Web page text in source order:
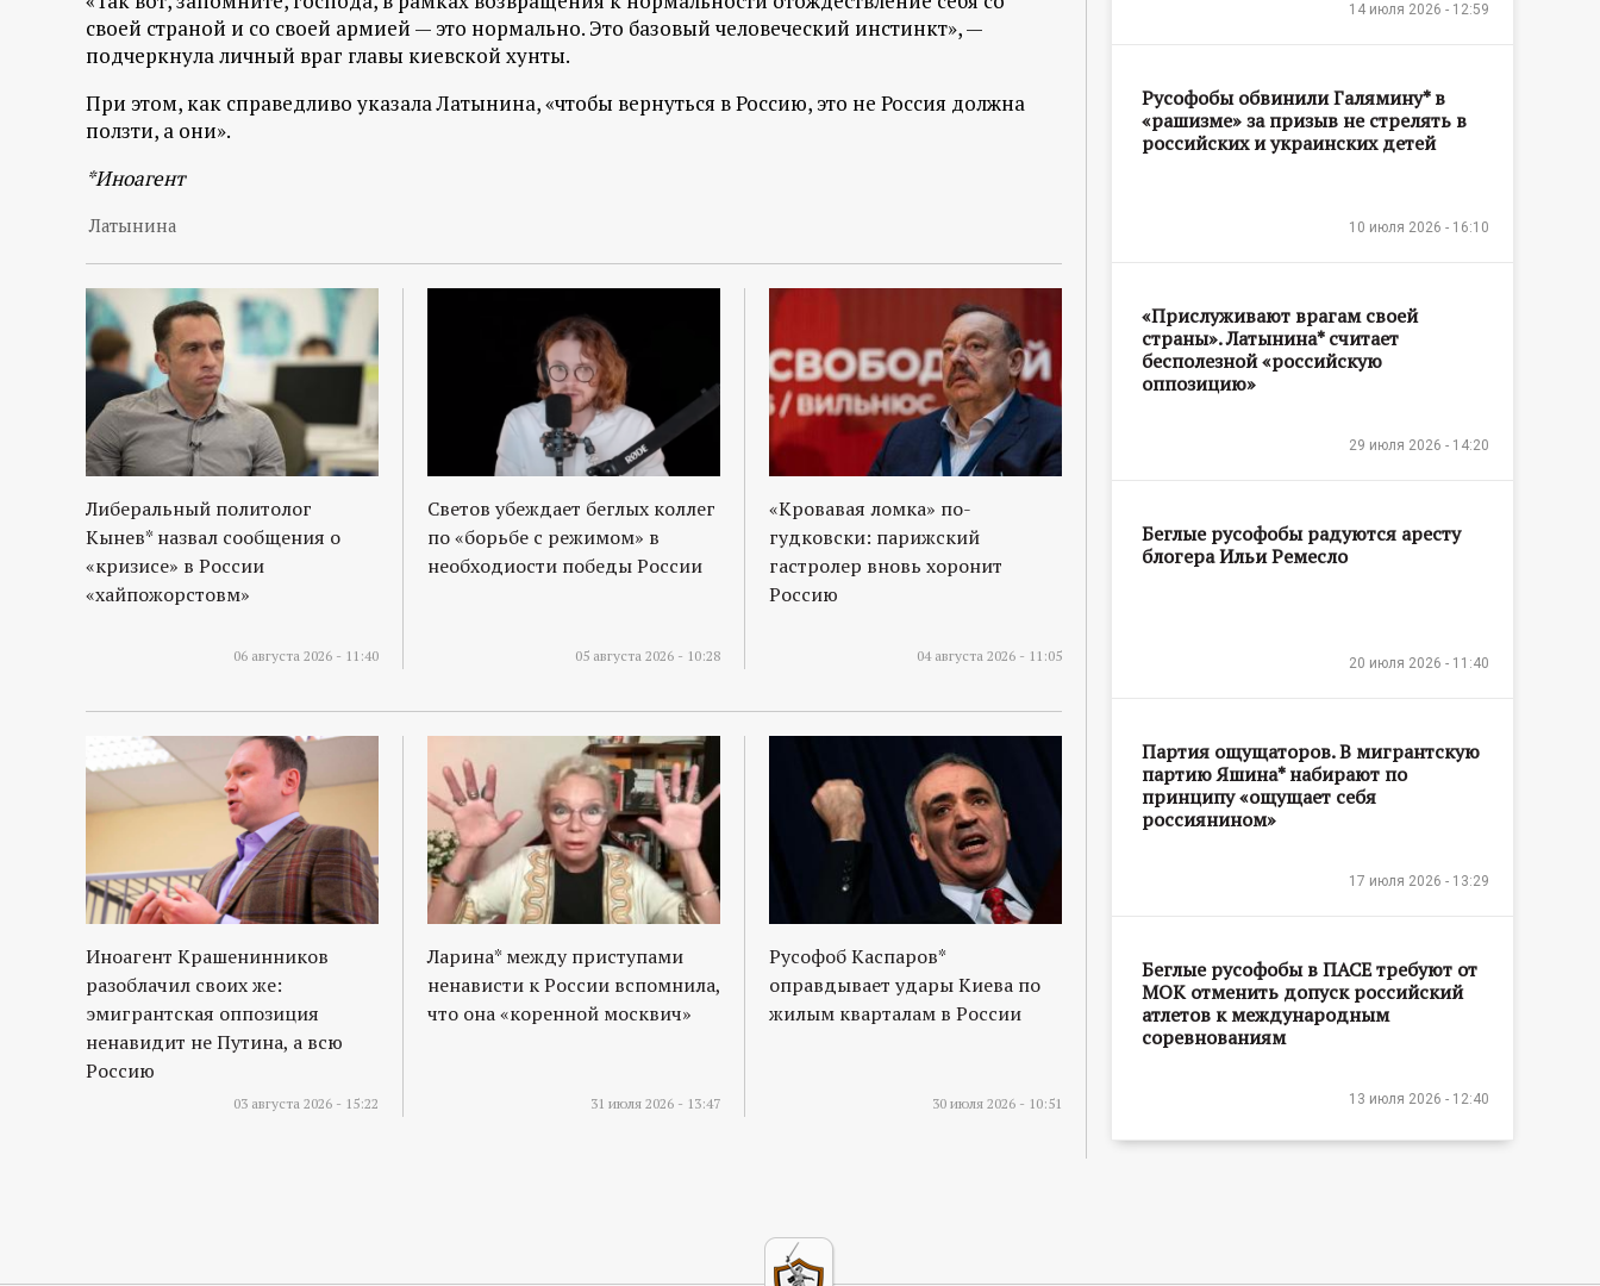
й
п
о
р
т
а
л
своей страной и со своей армией — это нормально. Это базовый человеческий инстинкт», —
подчеркнула личный враг главы киевской хунты.
При этом, как справедливо указала Латынина, «чтобы вернуться в Россию, это не Россия должна
ползти, а они».
*Иноагент
Латынина
Либеральный политолог
Кынев* назвал сообщения о
«кризисе» в России
«хайпожорстовм»
06 августа 2026 - 11:40
Светов убеждает беглых коллег
по «борьбе с режимом» в
необходиости победы России
05 августа 2026 - 10:28
«Кровавая ломка» по-
гудковски: парижский
гастролер вновь хоронит
Россию
04 августа 2026 - 11:05
Иноагент Крашенинников
разоблачил своих же:
эмигрантская оппозиция
ненавидит не Путина, а всю
Россию
03 августа 2026 - 15:22
Ларина* между приступами
ненависти к России вспомнила,
что она «коренной москвич»
31 июля 2026 - 13:47
Русофоб Каспаров*
оправдывает удары Киева по
жилым кварталам в России
30 июля 2026 - 10:51
14 июля 2026 - 12:59
Русофобы обвинили Галямину* в
«рашизме» за призыв не стрелять в
российских и украинских детей
10 июля 2026 - 16:10
«Прислуживают врагам своей
страны». Латынина* считает
бесполезной «российскую
оппозицию»
29 июля 2026 - 14:20
Беглые русофобы радуются аресту
блогера Ильи Ремесло
20 июля 2026 - 11:40
Партия ощущаторов. В мигрантскую
партию Яшина* набирают по
принципу «ощущает себя
россиянином»
17 июля 2026 - 13:29
Беглые русофобы в ПАСЕ требуют от
МОК отменить допуск российский
атлетов к международным
соревнованиям
13 июля 2026 - 12:40